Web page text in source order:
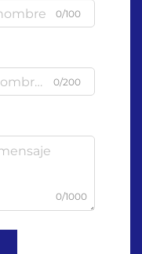
0/100
0/200
0/1000